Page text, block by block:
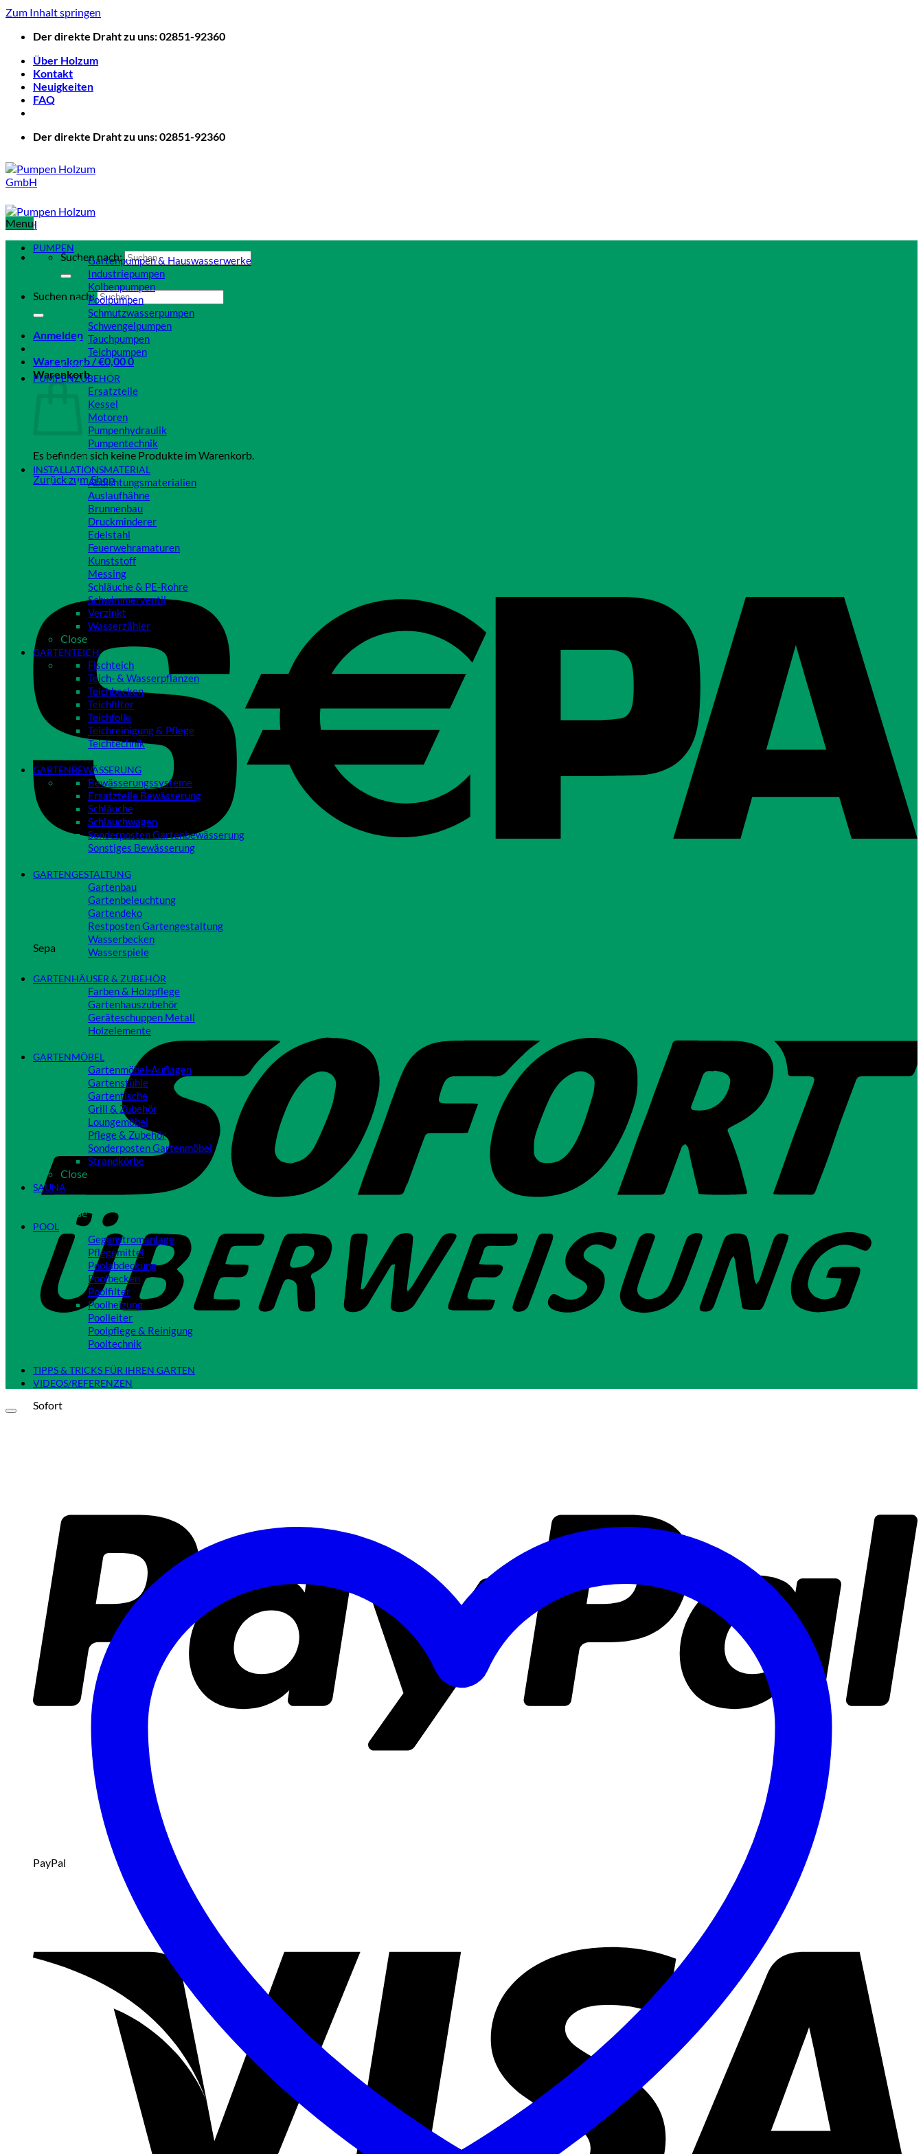
Zum Inhalt springen
Der direkte Draht zu uns: 02851-92360
Über Holzum
Kontakt
Neuigkeiten
FAQ
Der direkte Draht zu uns: 02851-92360
Suchen nach:
Suchen nach:
Anmelden
Warenkorb /€0,000
Warenkorb
Es befinden sich keine Produkte im Warenkorb.
Zurück zum Shop
Sepa
Sofort
PayPal
Menu
PUMPEN
Gartenpumpen & Hauswasserwerke
Industriepumpen
Kolbenpumpen
Poolpumpen
Schmutzwasserpumpen
Schwengelpumpen
Tauchpumpen
Teichpumpen
Close
PUMPENZUBEHÖR
Ersatzteile
Kessel
Motoren
Pumpenhydraulik
Pumpentechnik
Close
INSTALLATIONSMATERIAL
Abdichtungsmaterialien
Auslaufhähne
Brunnenbau
Druckminderer
Edelstahl
Feuerwehramaturen
Kunststoff
Messing
Schläuche & PE-Rohre
Schwimmerventil
Verzinkt
Wasserzähler
Close
GARTENTEICH
Fischteich
Teich- & Wasserpflanzen
Teichbecken
Teichfilter
Teichfolie
Teichreinigung & Pflege
Teichtechnik
GARTENBEWÄSSERUNG
Bewässerungssysteme
Ersatzteile Bewässerung
Schläuche
Schlauchwagen
Sonderposten Gartenbewässerung
Sonstiges Bewässerung
GARTENGESTALTUNG
Gartenbau
Gartenbeleuchtung
Gartendeko
Restposten Gartengestaltung
Wasserbecken
Wasserspiele
GARTENHÄUSER & ZUBEHÖR
Farben & Holzpflege
Gartenhauszubehör
Geräteschuppen Metall
Holzelemente
GARTENMÖBEL
Gartenmöbel-Auflagen
Gartenstühle
Gartentische
Grill & Zubehör
Loungemöbel
Pflege & Zubehör
Sonderposten Gartenmöbel
Strandkörbe
Close
SAUNA
Close
POOL
Gegenstromanlage
Pflegemittel
Poolabdeckung
Poolbecken
Poolfilter
Poolheizung
Poolleiter
Poolpflege & Reinigung
Pooltechnik
TIPPS & TRICKS FÜR IHREN GARTEN
VIDEOS/REFERENZEN